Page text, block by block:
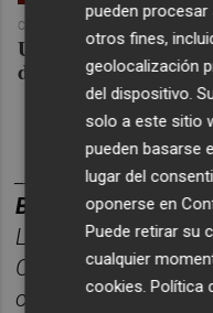
COREPUNK MMORPG
Un verdadero
de antes, pero mejor!
_______
BOLET ÍN
Las noticias más
Castellón, reunidas
correo para
pueden
otros fines,
geolocalización
del dispositivo.
solo a este sitio
pueden basarse
lugar del
oponerse en
Puede retirar su
cualquier
cookies.Política